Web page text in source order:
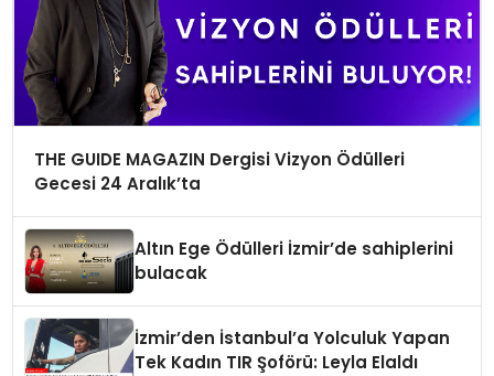
THE GUIDE MAGAZIN Dergisi Vizyon Ödülleri
Gecesi 24 Aralık’ta
Altın Ege Ödülleri İzmir’de sahiplerini
bulacak
İzmir’den İstanbul’a Yolculuk Yapan
Tek Kadın TIR Şoförü: Leyla Elaldı